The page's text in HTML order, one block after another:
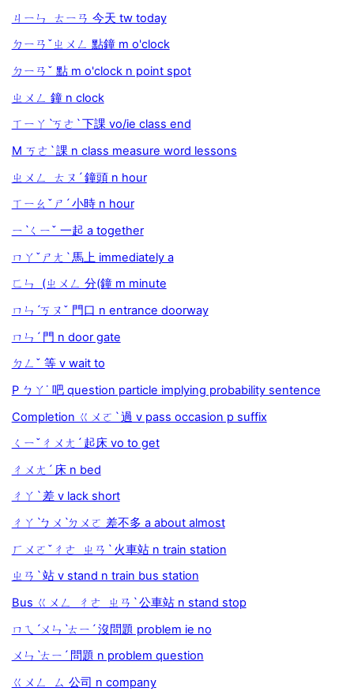
ㄐㄧㄣ ㄊㄧㄢ 今天 tw today
ㄉㄧㄢˇㄓㄨㄥ 點鐘 m o'clock
ㄉㄧㄢˇ 點 m o'clock n point spot
ㄓㄨㄥ 鐘 n clock
ㄒㄧㄚˋㄎㄜˋ 下課 vo/ie class end
M ㄎㄜˋ 課 n class measure word lessons
ㄓㄨㄥ ㄊㄡˊ 鐘頭 n hour
ㄒㄧㄠˇㄕˊ 小時 n hour
ㄧˋㄑㄧˇ 一起 a together
ㄇㄚˇㄕㄤˋ 馬上 immediately a
ㄈㄣ (ㄓㄨㄥ 分(鐘 m minute
ㄇㄣˊㄎㄡˇ 門口 n entrance doorway
ㄇㄣˊ 門 n door gate
ㄉㄥˇ 等 v wait to
P ㄅㄚ˙ 吧 question particle implying probability sentence
Completion ㄍㄨㄛˋ 過 v pass occasion p suffix
ㄑㄧˇㄔㄨㄤˊ 起床 vo to get
ㄔㄨㄤˊ 床 n bed
ㄔㄚˋ 差 v lack short
ㄔㄚˋㄅㄨˋㄉㄨㄛ 差不多 a about almost
ㄏㄨㄛˇㄔㄜ ㄓㄢˋ 火車站 n train station
ㄓㄢˋ 站 v stand n train bus station
Bus ㄍㄨㄥ ㄔㄜ ㄓㄢˋ 公車站 n stand stop
ㄇㄟˊㄨㄣˋㄊㄧˊ 沒問題 problem ie no
ㄨㄣˋㄊㄧˊ 問題 n problem question
ㄍㄨㄥ ㄙ 公司 n company